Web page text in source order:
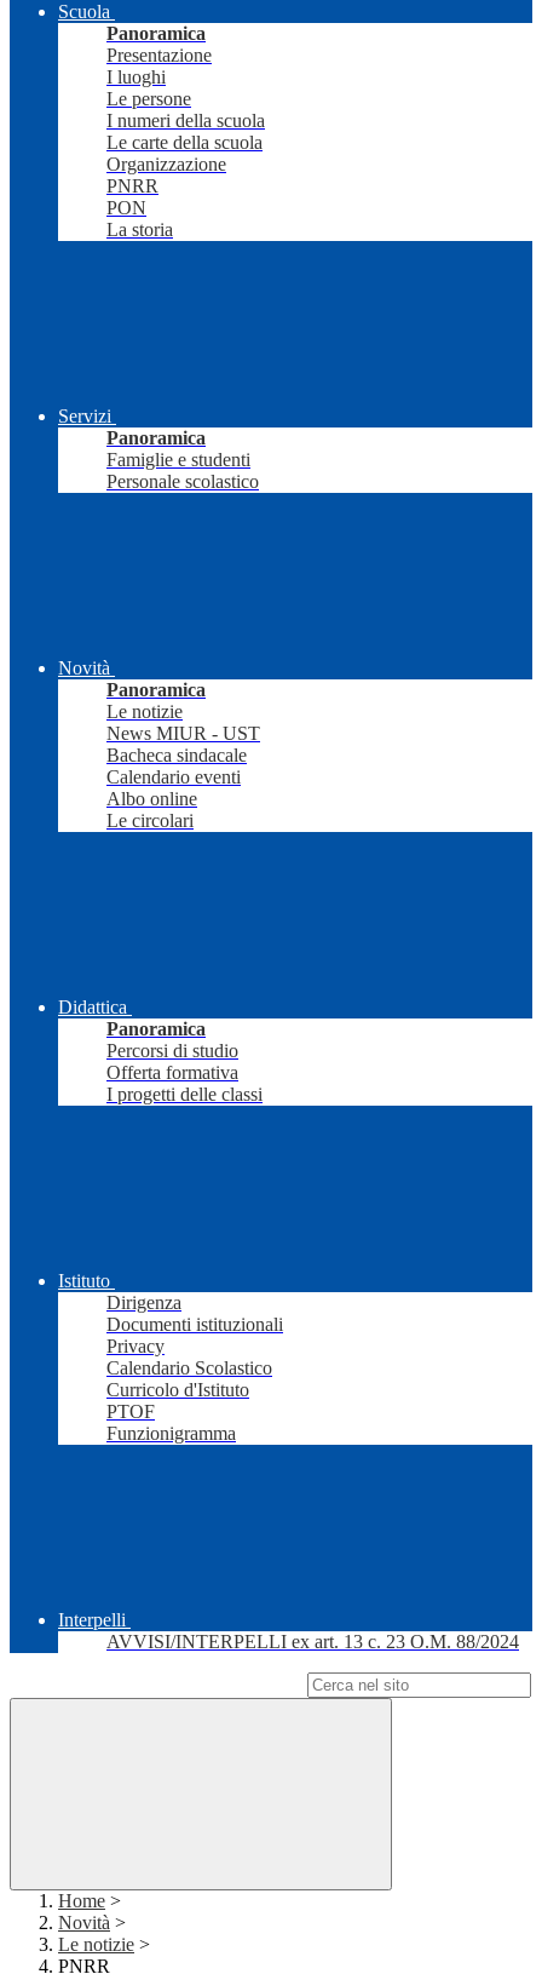
Scuola
Panoramica
Presentazione
I luoghi
Le persone
I numeri della scuola
Le carte della scuola
Organizzazione
PNRR
PON
La storia
Servizi
Panoramica
Famiglie e studenti
Personale scolastico
Novità
Panoramica
Le notizie
News MIUR - UST
Bacheca sindacale
Calendario eventi
Albo online
Le circolari
Didattica
Panoramica
Percorsi di studio
Offerta formativa
I progetti delle classi
Istituto
Dirigenza
Documenti istituzionali
Privacy
Calendario Scolastico
Curricolo d'Istituto
PTOF
Funzionigramma
Interpelli
AVVISI/INTERPELLI ex art. 13 c. 23 O.M. 88/2024
Home >
Novità >
Le notizie >
PNRR